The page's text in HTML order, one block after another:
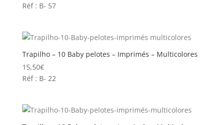
Réf : B- 57
Trapilho – 10 Baby pelotes – Imprimés – Multicolores
15,50€
Réf : B- 22